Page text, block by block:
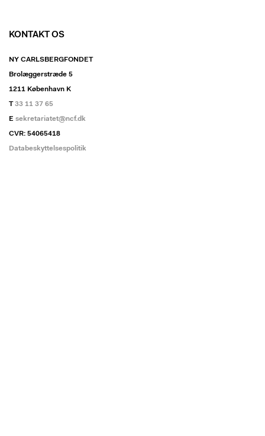
KONTAKT OS
NY CARLSBERGFONDET
Brolæggerstræde 5
1211 København K
T33 11 37 65
E sekretariatet@ncf.dk
CVR: 54065418
Databeskyttelsespolitik